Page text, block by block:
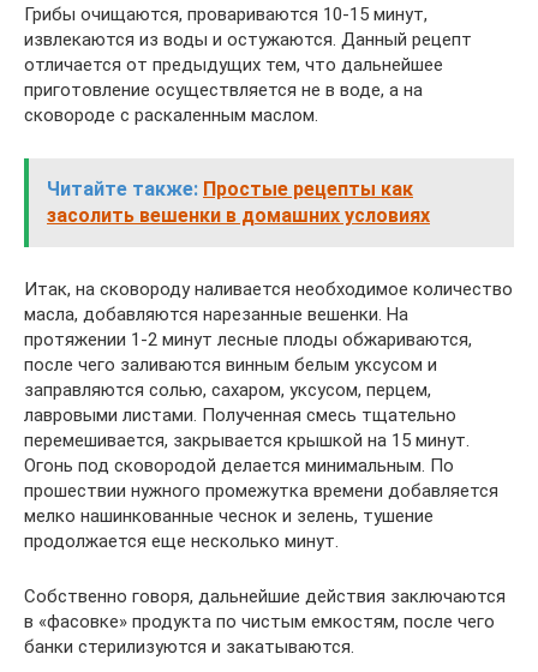
Грибы очищаются, провариваются 10-15 минут,
извлекаются из воды и остужаются. Данный рецепт
отличается от предыдущих тем, что дальнейшее
приготовление осуществляется не в воде, а на
сковороде с раскаленным маслом.
Читайте также: Простые рецепты как
засолить вешенки в домашних условиях
Итак, на сковороду наливается необходимое количество
масла, добавляются нарезанные вешенки. На
протяжении 1-2 минут лесные плоды обжариваются,
после чего заливаются винным белым уксусом и
заправляются солью, сахаром, уксусом, перцем,
лавровыми листами. Полученная смесь тщательно
перемешивается, закрывается крышкой на 15 минут.
Огонь под сковородой делается минимальным. По
прошествии нужного промежутка времени добавляется
мелко нашинкованные чеснок и зелень, тушение
продолжается еще несколько минут.
Собственно говоря, дальнейшие действия заключаются
в «фасовке» продукта по чистым емкостям, после чего
банки стерилизуются и закатываются.